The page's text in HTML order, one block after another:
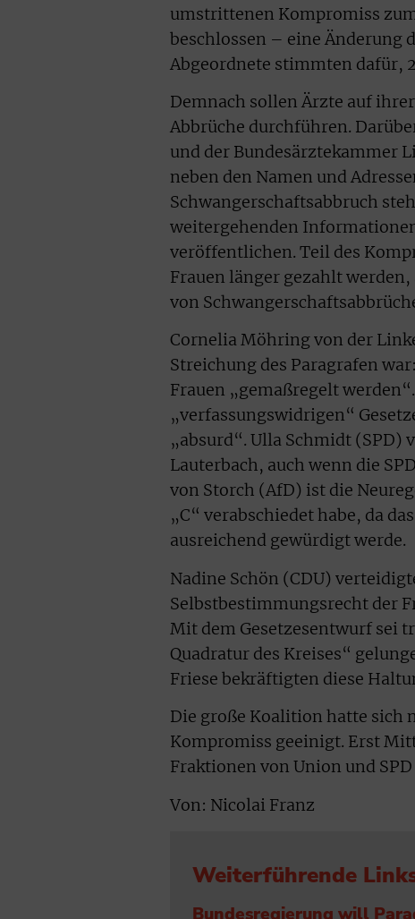
umstrittenen Kompromiss
beschlossen – eine Änderung
Abgeordnete stimmten dafür,
Demnach sollen Ärzte auf
Abbrüche durchführen.
und der Bundesärztekammer
neben den Namen und
Schwangerschaftsabbruch
weitergehenden
veröffentlichen. Teil des
Frauen länger gezahlt
von
Cornelia Möhring von der
Streichung des Paragrafen
Frauen „gemaßregelt
„verfassungswidrigen“
„absurd“. Ulla Schmidt (SPD)
Lauterbach, auch wenn die
von Storch (AfD) ist die
„C“ verabschiedet habe, da
ausreichend gewürdigt werde.
Nadine Schön (CDU)
Selbstbestimmungsrecht der
Mit dem Gesetzesentwurf sei
Quadratur des Kreises“
Friese bekräftigten diese
Die große Koalition hatte sich
Kompromiss geeinigt. Erst
Fraktionen von Union und
Von: Nicolai Franz
Weiterführende
Bundesregierung will